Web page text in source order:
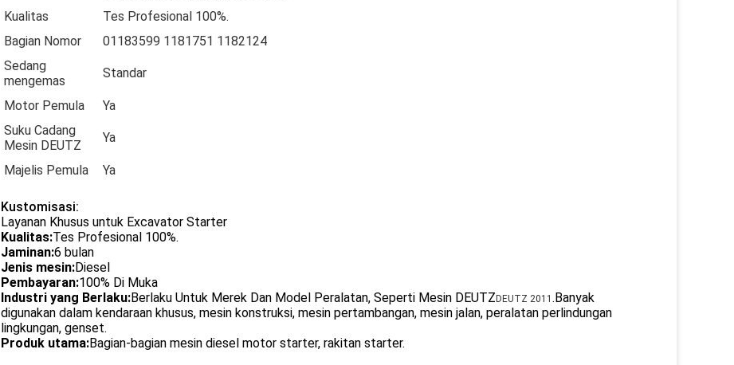
Kualitas
Tes Profesional 100%.
Bagian Nomor
01183599 1181751 1182124
Sedang
mengemas
Standar
Motor Pemula
Ya
Suku Cadang
Mesin DEUTZ
Ya
Majelis Pemula Ya
Kustomisasi:
Layanan Khusus untuk Excavator Starter
Kualitas:Tes Profesional 100%.
Jaminan:6 bulan
Jenis mesin:Diesel
Pembayaran:100% Di Muka
Industri yang Berlaku:Berlaku Untuk Merek Dan Model Peralatan, Seperti Mesin DEUTZ DEUTZ 2011 .Banyak
digunakan dalam kendaraan khusus, mesin konstruksi, mesin pertambangan, mesin jalan, peralatan perlindungan
lingkungan, genset.
Produk utama:Bagian-bagian mesin diesel motor starter, rakitan starter.